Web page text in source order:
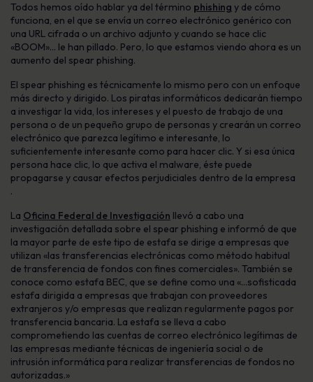
Todos hemos oído hablar ya del término phishing y de cómo
funciona, en el que se envía un correo electrónico genérico con
una URL cifrada o un archivo adjunto y cuando se hace clic
«BOOM»… le han pillado. Pero, lo que estamos viendo ahora es un
aumento del spear phishing.
El spear phishing es técnicamente lo mismo pero con un enfoque
más directo y dirigido. Los piratas informáticos dedicarán tiempo
a investigar la vida, los intereses y el puesto de trabajo de una
persona o de un pequeño grupo de personas y crearán un correo
electrónico que parezca legítimo e interesante, lo
suficientemente interesante como para hacer clic. Y si esa única
persona hace clic, lo que activa el malware, éste puede
propagarse y causar efectos perjudiciales dentro de la empresa
.
La Oficina Federal de Investigación llevó a cabo una
investigación detallada sobre el spear phishing e informó de que
la mayor parte de este tipo de estafa se dirige a empresas que
utilizan «las transferencias electrónicas como método habitual
de transferencia de fondos con fines comerciales». También se
conoce como estafa BEC, que se define como una «…sofisticada
estafa dirigida a empresas que trabajan con proveedores
extranjeros y/o empresas que realizan regularmente pagos por
transferencia bancaria. La estafa se lleva a cabo
comprometiendo las cuentas de correo electrónico legítimas de
las empresas mediante técnicas de ingeniería social o de
intrusión informática para realizar transferencias de fondos no
autorizadas.»